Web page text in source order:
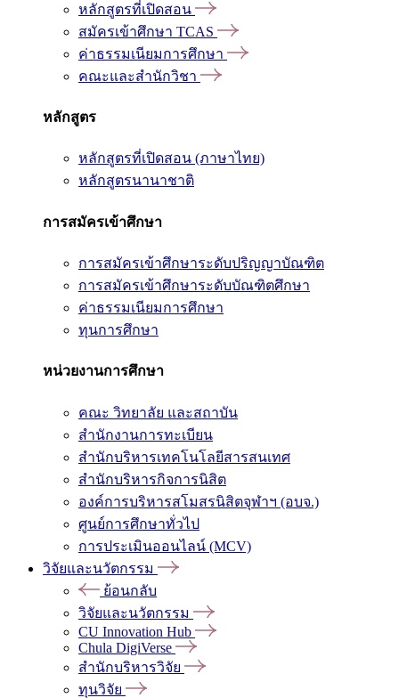
หลักสูตรที่เปิดสอน
สมัครเข้าศึกษา TCAS
ค่าธรรมเนียมการศึกษา
คณะและสำนักวิชา
หลักสูตร
หลักสูตรที่เปิดสอน (ภาษาไทย)
หลักสูตรนานาชาติ
การสมัครเข้าศึกษา
การสมัครเข้าศึกษาระดับปริญญาบัณฑิต
การสมัครเข้าศึกษาระดับบัณฑิตศึกษา
ค่าธรรมเนียมการศึกษา
ทุนการศึกษา
หน่วยงานการศึกษา
คณะ วิทยาลัย และสถาบัน
สำนักงานการทะเบียน
สำนักบริหารเทคโนโลยีสารสนเทศ
สำนักบริหารกิจการนิสิต
องค์การบริหารสโมสรนิสิตจุฬาฯ (อบจ.)
ศูนย์การศึกษาทั่วไป
การประเมินออนไลน์ (MCV)
วิจัยและนวัตกรรม
ย้อนกลับ
วิจัยและนวัตกรรม
CU Innovation Hub
Chula DigiVerse
สำนักบริหารวิจัย
ทุนวิจัย